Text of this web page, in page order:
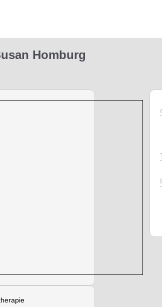
Homburg